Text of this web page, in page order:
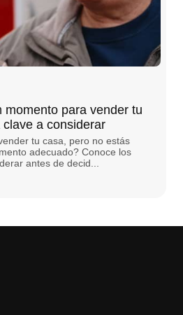
momento para vender tu
a considerar
tu casa, pero no estás
adecuado? Conoce los
antes de decid...